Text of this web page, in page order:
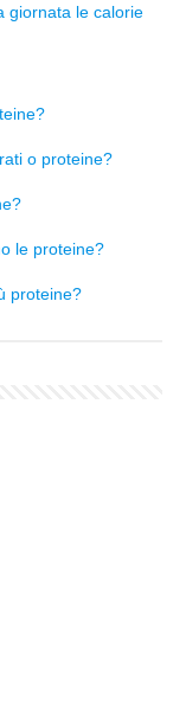
giornata le calorie
o proteine?
le proteine?
proteine?